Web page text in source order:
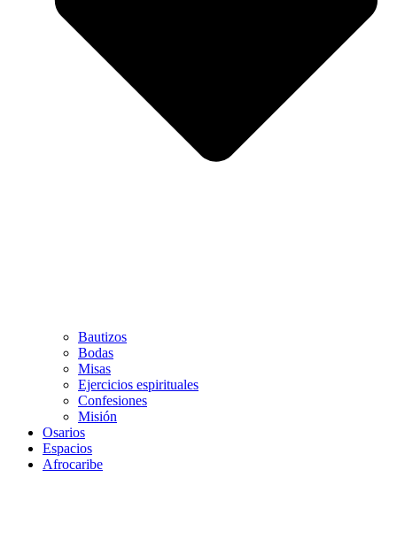
Bautizos
Bodas
Misas
Ejercicios espirituales
Confesiones
Misión
Osarios
Espacios
Afrocaribe